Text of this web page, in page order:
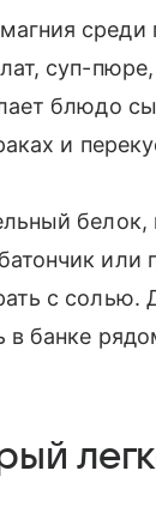
среди
суп-
блюдо
и
или
с
в банке